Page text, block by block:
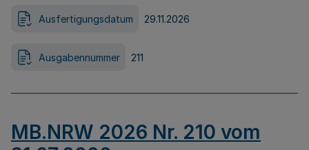
Ausfertigungsdatum 29.11.2026
Ausgabennummer 211
MB.NRW 2026 Nr. 210 vom